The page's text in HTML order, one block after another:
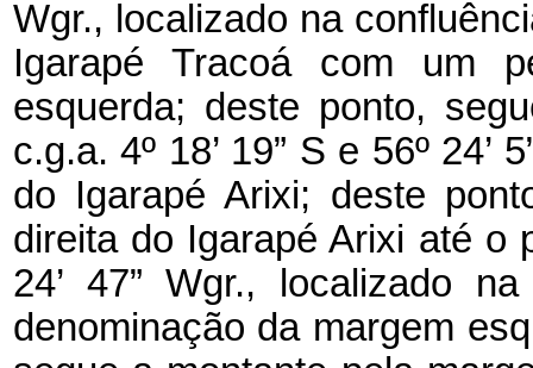
Wgr., localizado na
Igarapé Tracoá com um
esquerda; deste ponto,
c.g.a. 4º 18’ 19” S e 56º
do Igarapé Arixi; deste
direita do Igarapé Arixi até o
24’ 47” Wgr., localizado
denominação da margem